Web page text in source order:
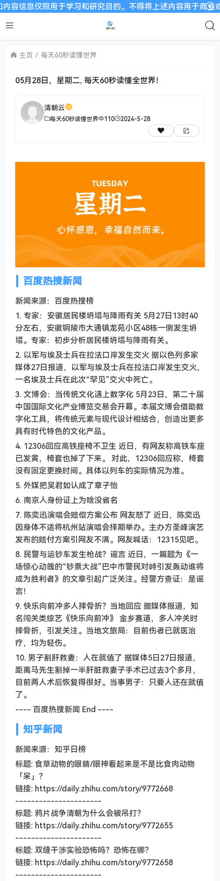
仅限用于学习和研究目的。不得将上述内容用于商业或者
主页 每天60秒读懂世界
05月28日，星期二, 每天60秒读懂全世界！
清朝云
每天60秒读懂世界 110 2024-5-28
百度热搜新闻
新闻来源：百度热搜榜
1. 专家：安徽居民楼坍塌与降雨有关 5月27日13时40
分左右，安徽铜陵市大通镇龙苑小区48栋一侧发生坍
塌。专家：初步分析居民楼坍塌与降雨有关。
2. 以军与埃及士兵在拉法口岸发生交火 据以色列多家
媒体27日报道，以军与埃及士兵在拉法口岸发生交火，
一名埃及士兵在此次“罕见”交火中死亡。
3. 文博会：当传统文化遇上数字化 5月23日，第二十届
中国国际文化产业博览交易会开幕。本届文博会借助数
字化工具，将传统元素与现代设计相结合，创造出更多
具有时代特色的文化产品。
4. 12306回应高铁座椅不卫生 近日，有网友称高铁车座
已发黄，椅套也掉了下来。 对此，12306回应称，椅套
没有固定更换时间。具体以列车的实际情况为准。
5. 外媒把吴君如认成了章子怡
6. 南京人身份证上为啥没省名
7. 陈奕迅演唱会赔偿方案公布 网友怒了 近日，陈奕迅
因身体不适将杭州站演唱会择期举办。主办方圣峰演艺
发布的赔付方案引网友不满。网友喊话：12315见吧。
8. 民警与运钞车发生枪战？谣言 近日，一篇题为《一
场惊心动魄的“钞票大战”巴中市警民对峙引发轰动谁将
成为胜利者》的文章引起广泛关注。经警方查证：是谣
言！
9. 快乐向前冲多人摔骨折？当地回应 据媒体报道，知
名闯关类综艺《快乐向前冲》 金乡赛道，多人冲关时
摔骨折，引发关注。当地文旅局：目前伤者已就医治
疗，均为轻伤。
10. 男子割肝救妻：人在就值了 据媒体5日27日报道，
距离马先生割掉一半肝脏救妻子手术已过去3个多月，
目前两人术后恢复得很好。当事男子：只要人还在就值
了。
---- 百度热搜新闻 End ----
知乎新闻
新闻来源：知乎日榜
标题: 食草动物的眼睛/眼神看起来是不是比食肉动物
「呆」？
链接: https://daily.zhihu.com/story/9772668
----------------------
标题: 鸦片战争清朝为什么会被吊打？
链接: https://daily.zhihu.com/story/9772655
----------------------
标题: 双缝干涉实验恐怖吗？恐怖在哪？
链接: https://daily.zhihu.com/story/9772658
----------------------